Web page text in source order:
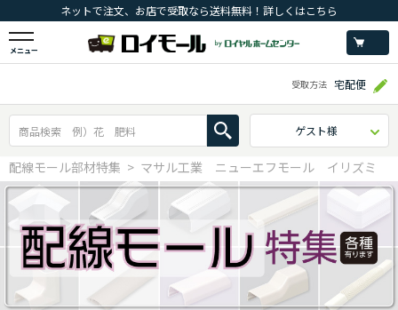
ネットで注文、お店で受取なら送料無料！詳しくはこちら
メニュー
受取方法 宅配便
ゲスト様
配線モール部材特集 マサル工業 ニューエフモール イリズミ